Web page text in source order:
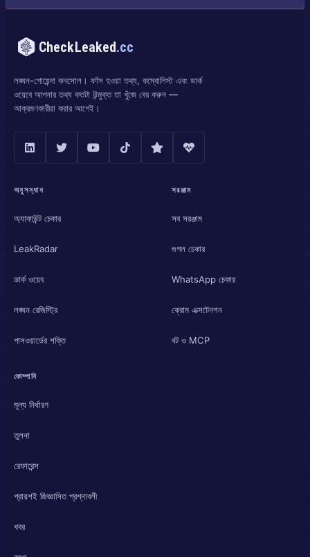
CheckLeaked.cc
লঙ্ঘন-গোয়েন্দা কনসোল। ফাঁস হওয়া তথ্য, কম্বোলিস্ট এবং ডার্ক
ওয়েবে আপনার তথ্য কতটা উন্মুক্ত তা খুঁজে বের করুন —
আক্রমণকারীরা করার আগেই।
অনুসন্ধান
অ্যাকাউন্ট চেকার
LeakRadar
ডার্ক ওয়েব
লঙ্ঘন রেজিস্ট্রি
পাসওয়ার্ডের শক্তি
সরঞ্জাম
সব সরঞ্জাম
গুগল চেকার
WhatsApp চেকার
ক্রোম এক্সটেনশন
বট ও MCP
কোম্পানি
মূল্য নির্ধারণ
তুলনা
রেফারেন্স
প্রায়শই জিজ্ঞাসিত প্রশ্নাবলী
খবর